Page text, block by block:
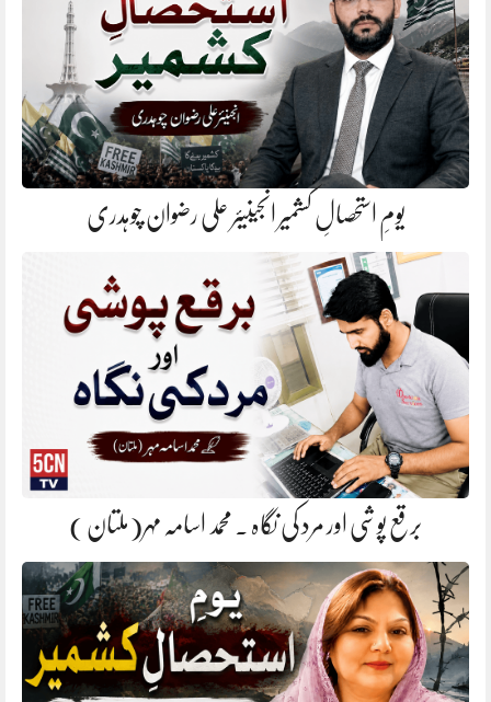
یومِ استحصالِ کشمیر انجینیئر علی رضوان چوہدری
برقع پوشی اور مرد کی نگاہ . محمد اسامہ مہر(ملتان )